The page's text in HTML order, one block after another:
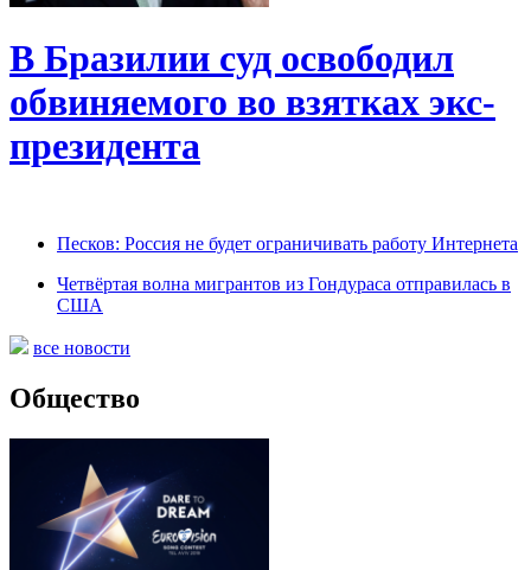
В Бразилии суд освободил
обвиняемого во взятках экс-
президента
Песков: Россия не будет ограничивать работу Интернета
Четвёртая волна мигрантов из Гондураса отправилась в
США
все новости
Общество